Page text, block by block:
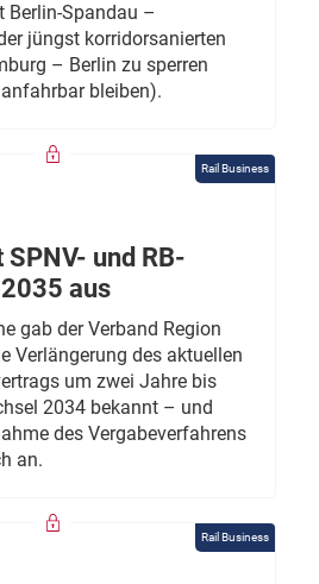
Berlin-Spandau –
jüngst korridorsanierten
– Berlin zu sperren
bleiben).
Rail Business
und RB-
aus
gab der Verband Region
Verlängerung des aktuellen
um zwei Jahre bis
2034 bekannt – und
des Vergabeverfahrens
an.
Rail Business